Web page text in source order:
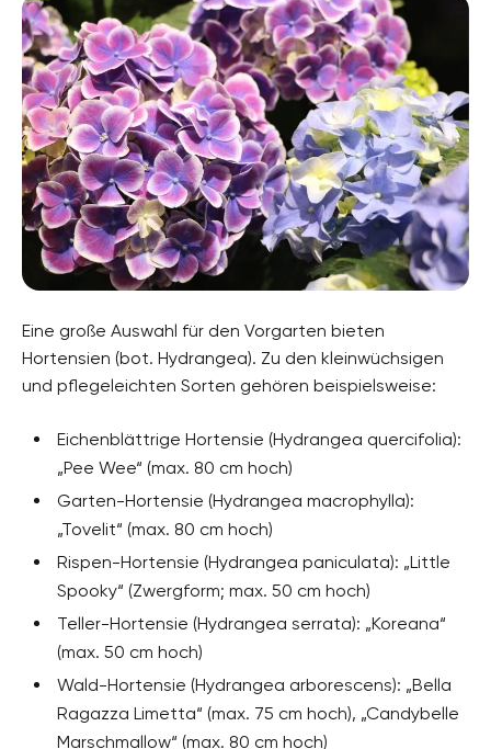
Eine große Auswahl für den Vorgarten bieten
Hortensien (bot. Hydrangea). Zu den kleinwüchsigen
und pflegeleichten Sorten gehören beispielsweise:
Eichenblättrige Hortensie (Hydrangea quercifolia):
„Pee Wee“ (max. 80 cm hoch)
Garten-Hortensie (Hydrangea macrophylla):
„Tovelit“ (max. 80 cm hoch)
Rispen-Hortensie (Hydrangea paniculata): „Little
Spooky“ (Zwergform; max. 50 cm hoch)
Teller-Hortensie (Hydrangea serrata): „Koreana“
(max. 50 cm hoch)
Wald-Hortensie (Hydrangea arborescens): „Bella
Ragazza Limetta“ (max. 75 cm hoch), „Candybelle
Marschmallow“ (max. 80 cm hoch)